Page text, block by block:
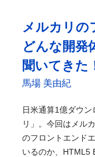
メルカリの
どんな開発
聞いてきた
馬場 美由紀
日米通算1億ダウ
リ」。今回はメル
のフロントエンド
いるのか、HTML5